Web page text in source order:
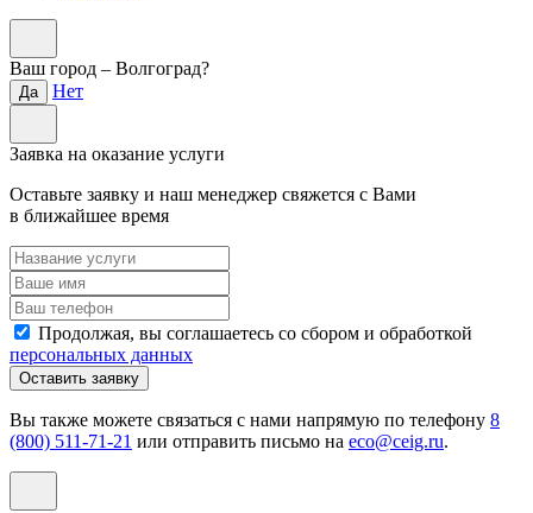
Ваш город – Волгоград?
Да Нет
Заявка на оказание услуги
Оставьте заявку и наш менеджер свяжется с Вами
в ближайшее время
Продолжая, вы соглашаетесь со сбором и обработкой
персональных данных
Оставить заявку
Вы также можете связаться с нами напрямую по телефону 8
(800) 511-71-21 или отправить письмо на eco@ceig.ru.